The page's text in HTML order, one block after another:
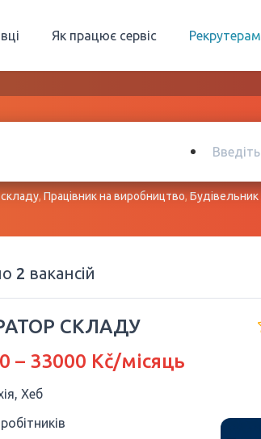
Як працює сервіс Рекрутерам
,Працівник на виробництво,Будівельник
2 вакансій
СКЛАДУ
– 33000 Kč/місяць
Хеб